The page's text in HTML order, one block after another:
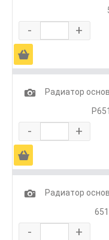
- +
Ä
1
Радиатор
- +
Ä
1
Радиатор
- +